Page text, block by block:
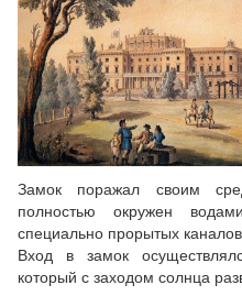
Замок поражал своим
полностью окружен
специально прорытых
Вход в замок
который с заходом солнца